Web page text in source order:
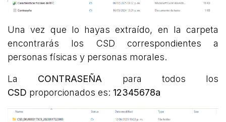
Una vez que lo hayas extraído, en la carpeta
encontrarás los CSD correspondientes a
personas físicas y personas morales.
La CONTRASEÑA para todos los
CSD proporcionados es: 12345678a